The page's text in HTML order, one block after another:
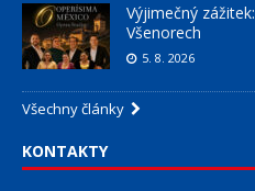
Výjimečný
Všenorech
5. 8. 2026
Všechny články
KONTAKTY